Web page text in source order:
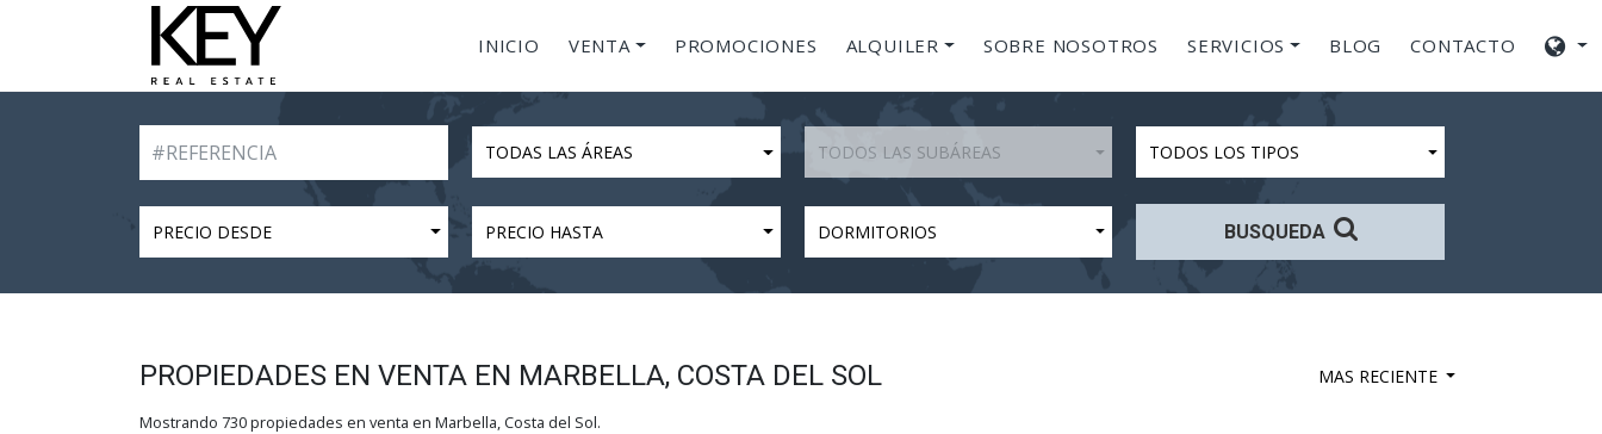
INICIO VENTA PROMOCIONES ALQUILER SOBRE NOSOTROS SERVICIOS BLOG CONTACTO
TODAS LAS ÁREAS TODOS LAS SUBÁREAS TODOS LOS TIPOS
PRECIO DESDE PRECIO HASTA DORMITORIOS BUSQUEDA
PROPIEDADES EN VENTA EN MARBELLA, COSTA DEL SOL MAS RECIENTE
Mostrando 730 propiedades en venta en Marbella, Costa del Sol.